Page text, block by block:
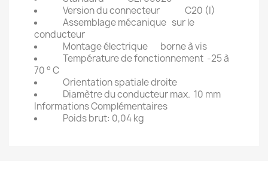
Version du connecteur
C20 (I)
Assemblage mécanique sur le
conducteur
Montage électrique
borne à vis
Température de fonctionnement -25 à
70 ° C
Orientation spatiale droite
Diamètre du conducteur max. 10 mm
Informations Complémentaires
Poids brut: 0,04 kg